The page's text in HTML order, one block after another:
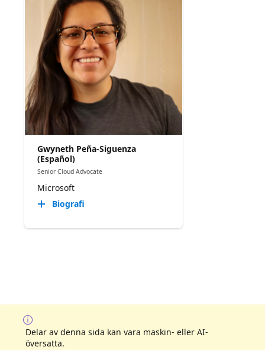
Gwyneth Peña-Siguenza
(Español)
Senior Cloud Advocate
Microsoft
Biografi
Delar av denna sida kan vara maskin- eller AI-
översatta.